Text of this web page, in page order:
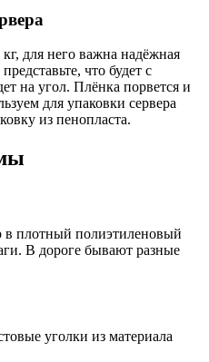
для него важна надёжная
что будет с
на угол. Плёнка порвется и
для упаковки сервера
из пенопласта.
в плотный полиэтиленовый
В дороге бывают разные
уголки из материала